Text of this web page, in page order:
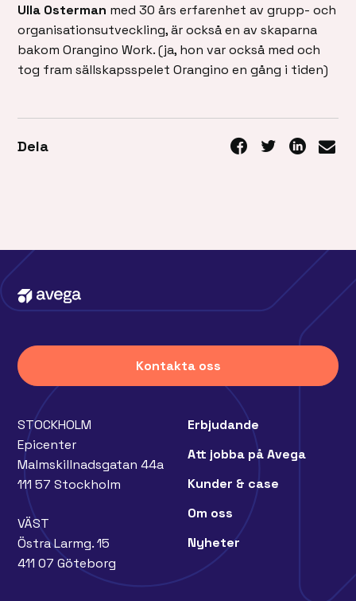
Ulla Osterman med 30 års erfarenhet av grupp- och
organisationsutveckling, är också en av skaparna
bakom Orangino Work. (ja, hon var också med och
tog fram sällskapsspelet Orangino en gång i tiden)
Dela
Kontakta oss
STOCKHOLM
Epicenter
Malmskillnadsgatan 44a
111 57 Stockholm
VÄST
Östra Larmg. 15
411 07 Göteborg
Erbjudande
Att jobba på Avega
Kunder & case
Om oss
Nyheter